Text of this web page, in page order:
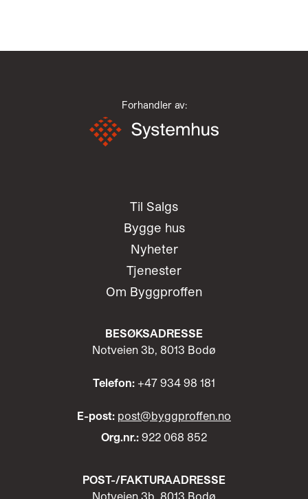
Forhandler av:
Til Salgs
Bygge hus
Nyheter
Tjenester
Om Byggproffen
BESØKSADRESSE
Notveien 3b, 8013 Bodø
Telefon: +47 934 98 181
E-post: post@byggproffen.no
Org.nr.: 922 068 852
POST-/FAKTURAADRESSE
Notveien 3b, 8013 Bodø